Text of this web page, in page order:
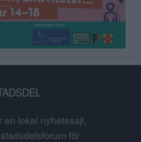
en lokal nyhetssajt,
för